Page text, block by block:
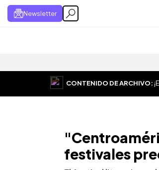
Newsletter
CONTENIDO DE ARCHIVO:
festivales